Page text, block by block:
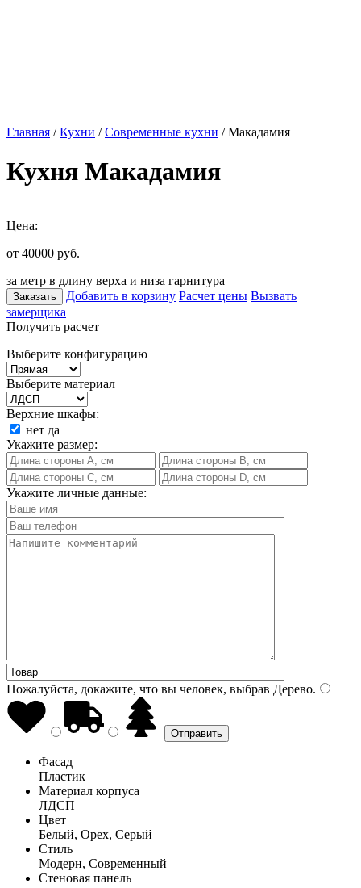
Главная /Кухни /Современные кухни / Макадамия
Кухня Макадамия
Цена:
от 40000 руб.
за метр в длину верха и низа гарнитура
Заказать Добавить в корзину Расчет цены Вызвать
замерщика
Получить расчет
Выберите конфигурацию
Выберите материал
Верхние шкафы:
нет да
Укажите размер:
Укажите личные данные:
Пожалуйста, докажите, что вы человек, выбрав Дерево.
Фасад
Пластик
Материал корпуса
ЛДСП
Цвет
Белый, Орех, Серый
Стиль
Модерн, Современный
Стеновая панель